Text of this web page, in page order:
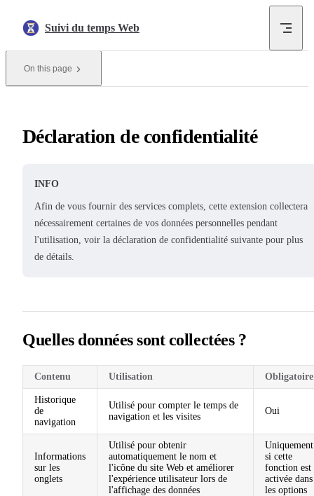
Suivi du temps Web
On this page
Déclaration de confidentialité
INFO
Afin de vous fournir des services complets, cette extension collectera
nécessairement certaines de vos données personnelles pendant
l'utilisation, voir la déclaration de confidentialité suivante pour plus
de détails.
Quelles données sont collectées ?
Contenu Utilisation Obligatoire
Historique
de
navigation
Utilisé pour compter le temps de
navigation et les visites
Oui
Informations
sur les
onglets
Utilisé pour obtenir
automatiquement le nom et
l'icône du site Web et améliorer
l'expérience utilisateur lors de
l'affichage des données
Uniquement
si cette
fonction est
activée dans
les options